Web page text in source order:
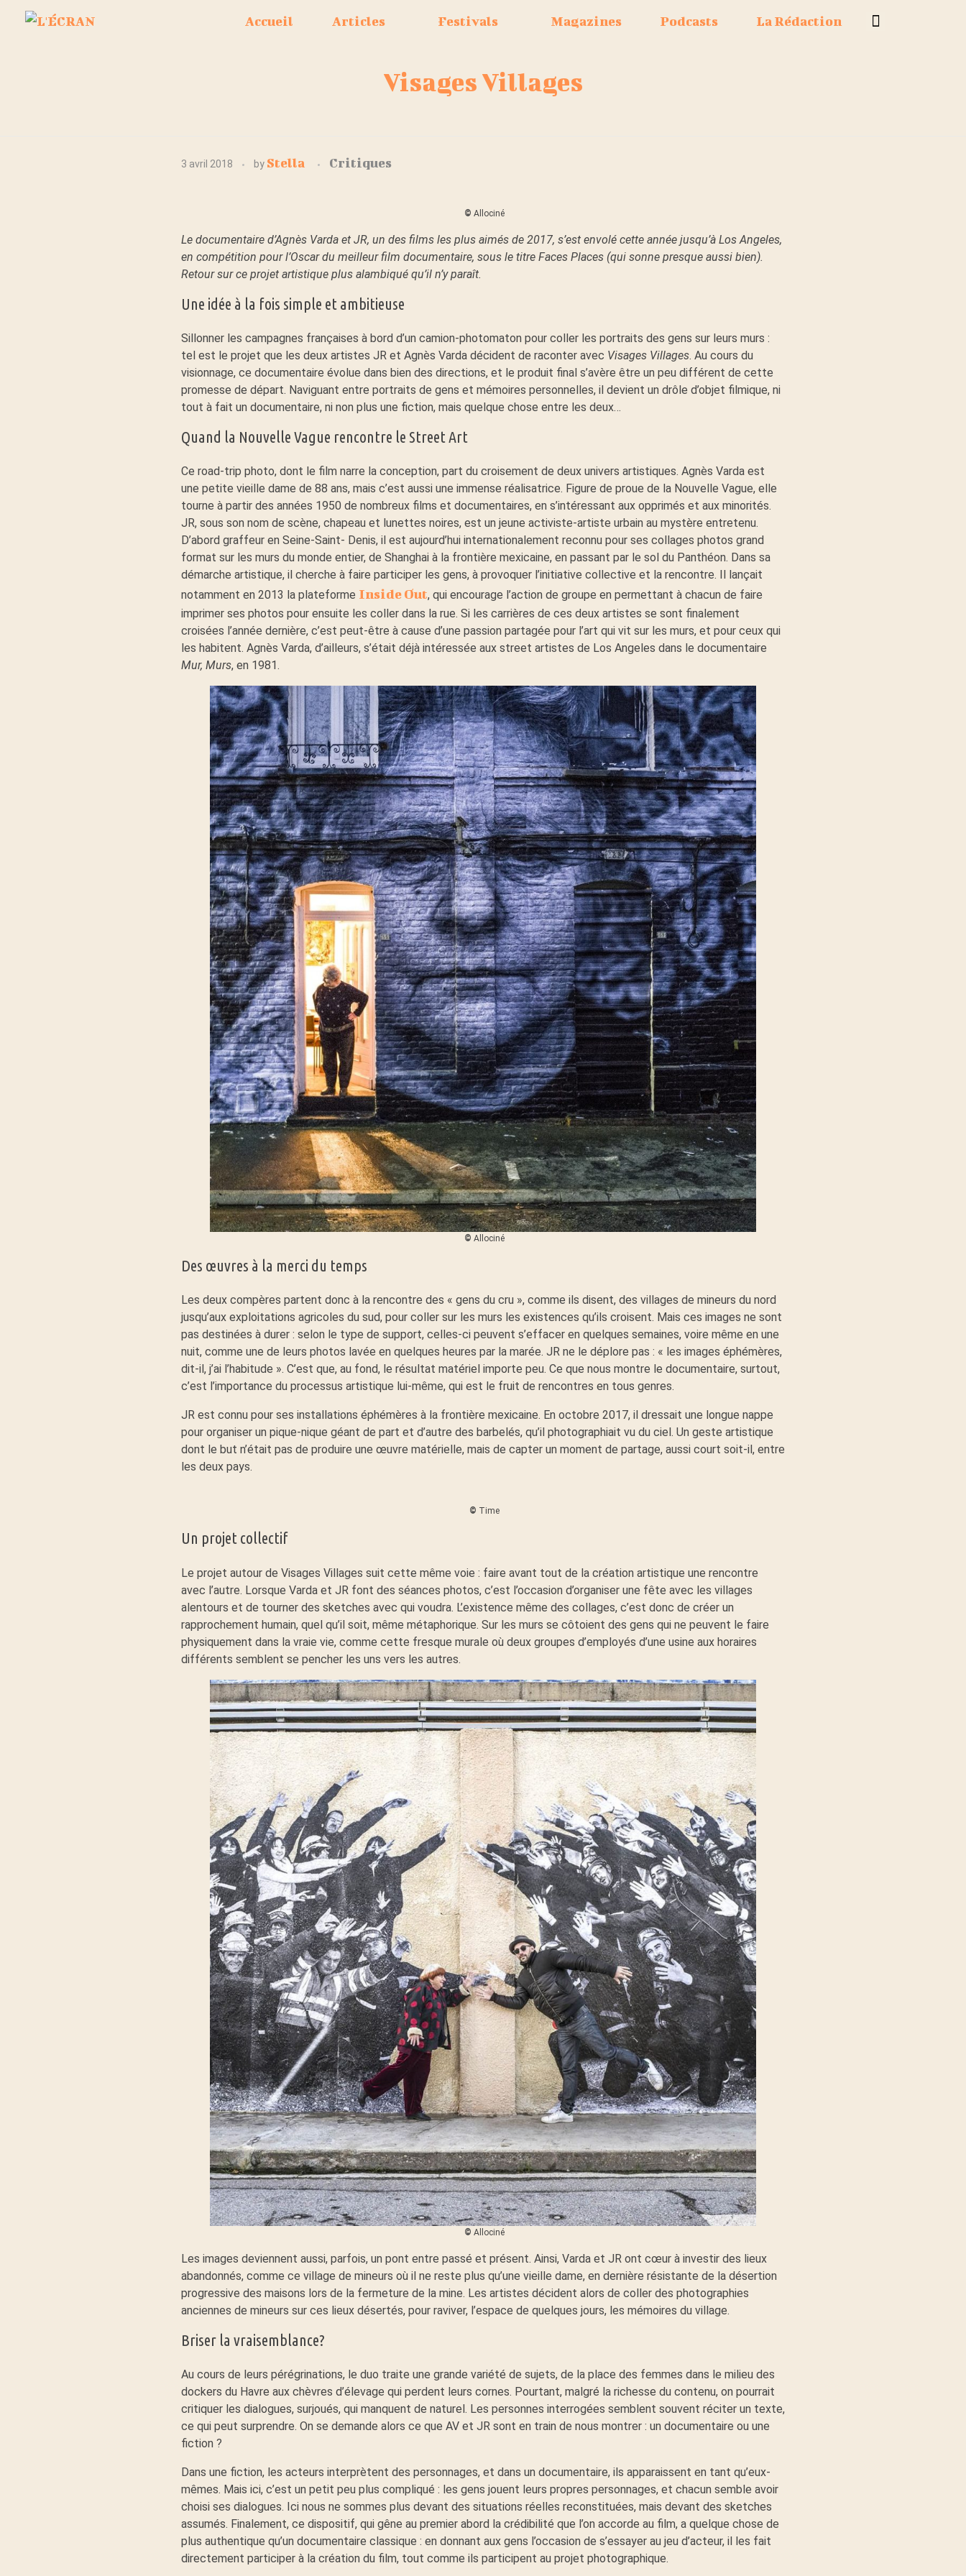
Accueil Articles Festivals Magazines Podcasts La Rédaction
Visages Villages
V
s
a
g
e
s
V
i
l
l
a
g
e
3 avril 2018 by Stella Critiques
© Allociné
Le documentaire d’Agnès Varda et JR, un des films les plus aimés de 2017, s’est envolé cette année jusqu’à Los Angeles,
en compétition pour l’Oscar du meilleur film documentaire, sous le titre Faces Places (qui sonne presque aussi bien).
Retour sur ce projet artistique plus alambiqué qu’il n’y paraît.
Une idée à la fois simple et ambitieuse
Sillonner les campagnes françaises à bord d’un camion-photomaton pour coller les portraits des gens sur leurs murs :
tel est le projet que les deux artistes JR et Agnès Varda décident de raconter avec Visages Villages. Au cours du
visionnage, ce documentaire évolue dans bien des directions, et le produit final s’avère être un peu différent de cette
promesse de départ. Naviguant entre portraits de gens et mémoires personnelles, il devient un drôle d’objet filmique, ni
tout à fait un documentaire, ni non plus une fiction, mais quelque chose entre les deux…
Quand la Nouvelle Vague rencontre le Street Art
Ce road-trip photo, dont le film narre la conception, part du croisement de deux univers artistiques. Agnès Varda est
une petite vieille dame de 88 ans, mais c’est aussi une immense réalisatrice. Figure de proue de la Nouvelle Vague, elle
tourne à partir des années 1950 de nombreux films et documentaires, en s’intéressant aux opprimés et aux minorités.
JR, sous son nom de scène, chapeau et lunettes noires, est un jeune activiste-artiste urbain au mystère entretenu.
D’abord graffeur en Seine-Saint- Denis, il est aujourd’hui internationalement reconnu pour ses collages photos grand
format sur les murs du monde entier, de Shanghai à la frontière mexicaine, en passant par le sol du Panthéon. Dans sa
démarche artistique, il cherche à faire participer les gens, à provoquer l’initiative collective et la rencontre. Il lançait
notamment en 2013 la plateforme Inside Out, qui encourage l’action de groupe en permettant à chacun de faire
imprimer ses photos pour ensuite les coller dans la rue. Si les carrières de ces deux artistes se sont finalement
croisées l’année dernière, c’est peut-être à cause d’une passion partagée pour l’art qui vit sur les murs, et pour ceux qui
les habitent. Agnès Varda, d’ailleurs, s’était déjà intéressée aux street artistes de Los Angeles dans le documentaire
Mur, Murs, en 1981.
© Allociné
Des œuvres à la merci du temps
Les deux compères partent donc à la rencontre des « gens du cru », comme ils disent, des villages de mineurs du nord
jusqu’aux exploitations agricoles du sud, pour coller sur les murs les existences qu’ils croisent. Mais ces images ne sont
pas destinées à durer : selon le type de support, celles-ci peuvent s’effacer en quelques semaines, voire même en une
nuit, comme une de leurs photos lavée en quelques heures par la marée. JR ne le déplore pas : « les images éphémères,
dit-il, j’ai l’habitude ». C’est que, au fond, le résultat matériel importe peu. Ce que nous montre le documentaire, surtout,
c’est l’importance du processus artistique lui-même, qui est le fruit de rencontres en tous genres.
JR est connu pour ses installations éphémères à la frontière mexicaine. En octobre 2017, il dressait une longue nappe
pour organiser un pique-nique géant de part et d’autre des barbelés, qu’il photographiait vu du ciel. Un geste artistique
dont le but n’était pas de produire une œuvre matérielle, mais de capter un moment de partage, aussi court soit-il, entre
les deux pays.
© Time
Un projet collectif
Le projet autour de Visages Villages suit cette même voie : faire avant tout de la création artistique une rencontre
avec l’autre. Lorsque Varda et JR font des séances photos, c’est l’occasion d’organiser une fête avec les villages
alentours et de tourner des sketches avec qui voudra. L’existence même des collages, c’est donc de créer un
rapprochement humain, quel qu’il soit, même métaphorique. Sur les murs se côtoient des gens qui ne peuvent le faire
physiquement dans la vraie vie, comme cette fresque murale où deux groupes d’employés d’une usine aux horaires
différents semblent se pencher les uns vers les autres.
© Allociné
Les images deviennent aussi, parfois, un pont entre passé et présent. Ainsi, Varda et JR ont cœur à investir des lieux
abandonnés, comme ce village de mineurs où il ne reste plus qu’une vieille dame, en dernière résistante de la désertion
progressive des maisons lors de la fermeture de la mine. Les artistes décident alors de coller des photographies
anciennes de mineurs sur ces lieux désertés, pour raviver, l’espace de quelques jours, les mémoires du village.
Briser la vraisemblance?
Au cours de leurs pérégrinations, le duo traite une grande variété de sujets, de la place des femmes dans le milieu des
dockers du Havre aux chèvres d’élevage qui perdent leurs cornes. Pourtant, malgré la richesse du contenu, on pourrait
critiquer les dialogues, surjoués, qui manquent de naturel. Les personnes interrogées semblent souvent réciter un texte,
ce qui peut surprendre. On se demande alors ce que AV et JR sont en train de nous montrer : un documentaire ou une
fiction ?
Dans une fiction, les acteurs interprètent des personnages, et dans un documentaire, ils apparaissent en tant qu’eux-
mêmes. Mais ici, c’est un petit peu plus compliqué : les gens jouent leurs propres personnages, et chacun semble avoir
choisi ses dialogues. Ici nous ne sommes plus devant des situations réelles reconstituées, mais devant des sketches
assumés. Finalement, ce dispositif, qui gêne au premier abord la crédibilité que l’on accorde au film, a quelque chose de
plus authentique qu’un documentaire classique : en donnant aux gens l’occasion de s’essayer au jeu d’acteur, il les fait
directement participer à la création du film, tout comme ils participent au projet photographique.